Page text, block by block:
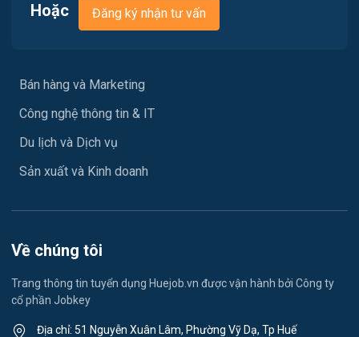
Y tế / Chăm sóc sức khỏe
May mặc
Lễ tân
Hoặc Đăng ký nhận tư vấn
Bán hàng và Marketing
Công nghệ thông tin & IT
Du lịch và Dịch vụ
Sản xuất và Kinh doanh
Về chúng tôi
Trang thông tin tuyển dụng Huejob.vn được vận hành bởi Công ty
cổ phần Jobkey
Địa chỉ: 51 Nguyễn Xuân Lâm, Phường Vỹ Dạ, Tp Huế